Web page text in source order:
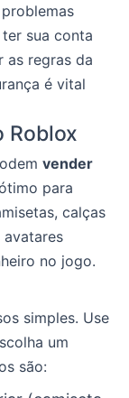
sua conta
as regras da
é vital
Roblox
vender
para
calças
avatares
no jogo.
simples. Use
um
são: